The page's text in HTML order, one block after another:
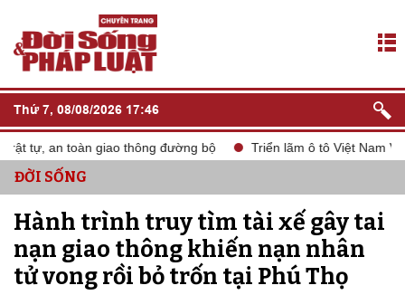
Thứ 7, 08/08/2026 17:46
an toàn giao thông đường bộ Triển lãm ô tô Việt Nam VMS
ĐỜI SỐNG
Hành trình truy tìm tài xế gây tai
nạn giao thông khiến nạn nhân
tử vong rồi bỏ trốn tại Phú Thọ